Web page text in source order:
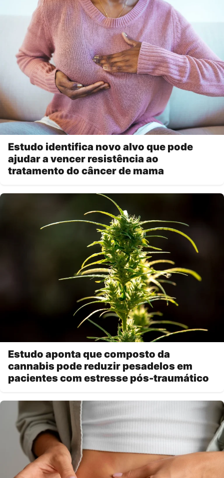
Estudo identifica novo alvo que pode
ajudar a vencer resistência ao
tratamento do câncer de mama
Estudo aponta que composto da
cannabis pode reduzir pesadelos em
pacientes com estresse pós-traumático